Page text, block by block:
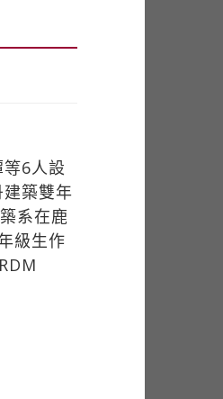
6人設
築雙年
系在鹿
級生作